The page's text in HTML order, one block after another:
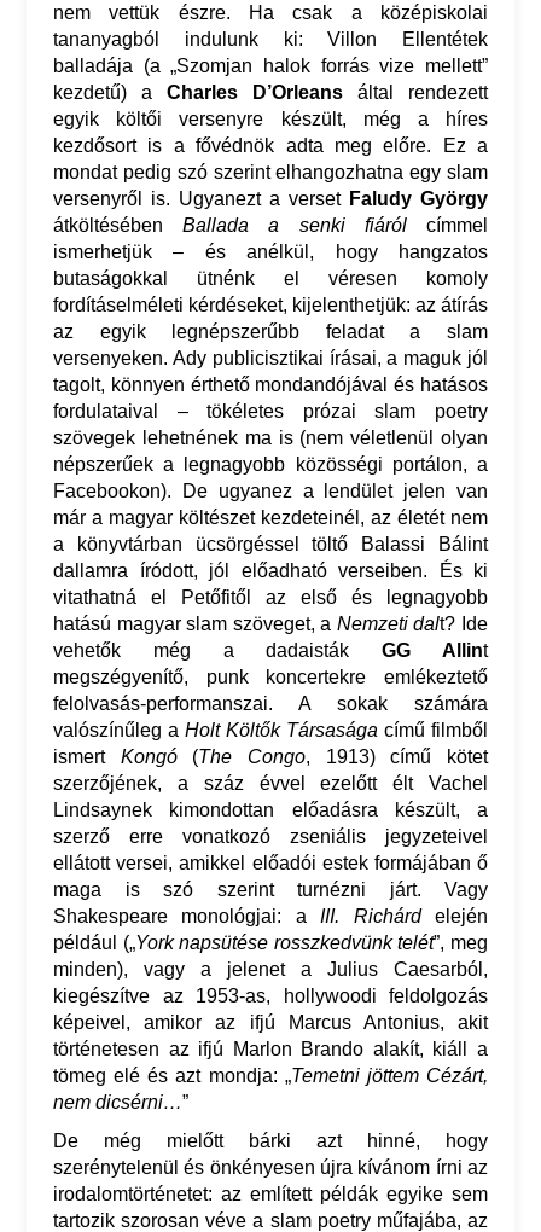
nem vettük észre. Ha csak a középiskolai
tananyagból indulunk ki: Villon Ellentétek
balladája (a „Szomjan halok forrás vize mellett”
kezdetű) a Charles D’Orleans által rendezett
egyik költői versenyre készült, még a híres
kezdősort is a fővédnök adta meg előre. Ez a
mondat pedig szó szerint elhangozhatna egy slam
versenyről is. Ugyanezt a verset Faludy György
átköltésébenBallada a senki fiárólcímmel
ismerhetjük – és anélkül, hogy hangzatos
butaságokkal ütnénk el véresen komoly
fordításelméleti kérdéseket, kijelenthetjük: az átírás
az egyik legnépszerűbb feladat a slam
versenyeken. Ady publicisztikai írásai, a maguk jól
tagolt, könnyen érthető mondandójával és hatásos
fordulataival – tökéletes prózai slam poetry
szövegek lehetnének ma is (nem véletlenül olyan
népszerűek a legnagyobb közösségi portálon, a
Facebookon). De ugyanez a lendület jelen van
már a magyar költészet kezdeteinél, az életét nem
a könyvtárban ücsörgéssel töltő Balassi Bálint
dallamra íródott, jól előadható verseiben. És ki
vitathatná el Petőfitől az első és legnagyobb
hatású magyar slam szöveget, a Nemzeti dalt? Ide
vehetők még a dadaistákGG Allint
megszégyenítő, punk koncertekre emlékeztető
felolvasás-performanszai. A sokak számára
valószínűleg a Holt Költők Társasága című filmből
ismertKongó(The Congo, 1913) című kötet
szerzőjének, a száz évvel ezelőtt élt Vachel
Lindsaynek kimondottan előadásra készült, a
szerző erre vonatkozó zseniális jegyzeteivel
ellátott versei, amikkel előadói estek formájában ő
maga is szó szerint turnézni járt. Vagy
Shakespeare monológjai: aIII. Richárdelején
például („York napsütése rosszkedvünk telét”, meg
minden), vagy a jelenet a Julius Caesarból,
kiegészítve az 1953-as, hollywoodi feldolgozás
képeivel, amikor az ifjú Marcus Antonius, akit
történetesen az ifjú Marlon Brando alakít, kiáll a
tömeg elé és azt mondja: „Temetni jöttem Cézárt,
nem dicsérni…”
De még mielőtt bárki azt hinné, hogy
szerénytelenül és önkényesen újra kívánom írni az
irodalomtörténetet: az említett példák egyike sem
tartozik szorosan véve a slam poetry műfajába, az